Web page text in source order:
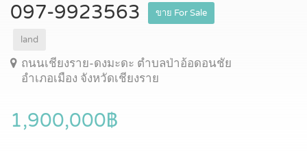
097-9923563
ขาย For Sale
land
ถนนเชียงราย-ดงมะดะ ตำบลป่าอ้อดอนชัย
อำเภอเมือง จังหวัดเชียงราย
1,900,000฿